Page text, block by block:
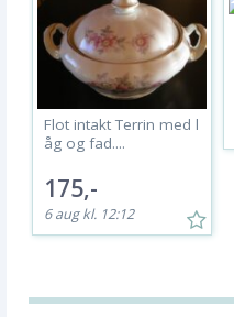
Flot intakt Terrin med l
åg og fad....
175,-
6 aug kl. 12:12